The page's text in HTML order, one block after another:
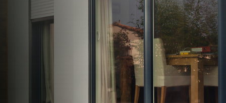
Boussay ?
N2PRO Fermetures est votre référent Distributeur
en volets roulants Somfy officiel pour vous
apporter : Tarifs directs usines sans minimum
d'achat - Assistance technique chantier et
service réactif avec simplicité.